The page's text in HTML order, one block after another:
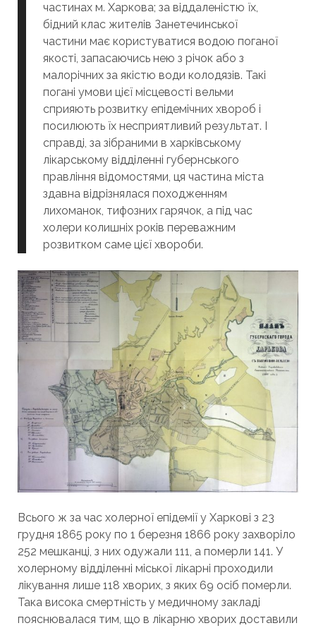
частинах м. Харкова; за віддаленістю їх,
бідний клас жителів Занетечинської
частини має користуватися водою поганої
якості, запасаючись нею з річок або з
малорічних за якістю води колодязів. Такі
погані умови цієї місцевості вельми
сприяють розвитку епідемічних хвороб і
посилюють їх несприятливий результат. І
справді, за зібраними в харківському
лікарському відділенні губернського
правління відомостями, ця частина міста
здавна відрізнялася походженням
лихоманок, тифозних гарячок, а під час
холери колишніх років переважним
розвитком саме цієї хвороби.
Всього ж за час холерної епідемії у Харкові з 23
грудня 1865 року по 1 березня 1866 року захворіло
252 мешканці, з них одужали 111, а померли 141. У
холерному відділенні міської лікарні проходили
лікування лише 118 хворих, з яких 69 осіб померли.
Така висока смертність у медичному закладі
пояснювалася тим, що в лікарню хворих доставили